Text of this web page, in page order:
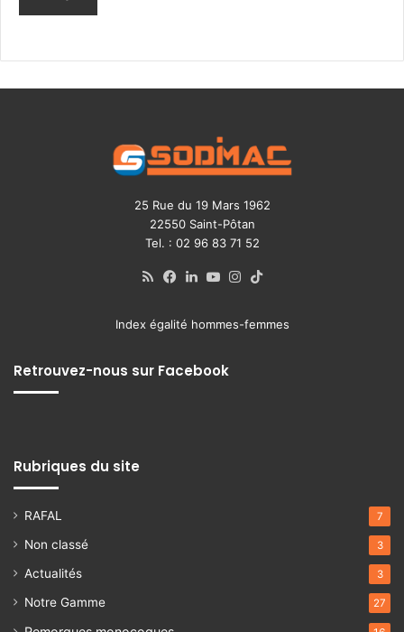
25 Rue du 19 Mars 1962
22550 Saint-Pôtan
Tel. : 02 96 83 71 52
RSS Facebook
Linkedin
YouTubeInstagram
Index égalité hommes-femmes
Retrouvez-nous sur Facebook
Rubriques du site
RAFAL 7
Non classé 3
Actualités 3
Notre Gamme 27